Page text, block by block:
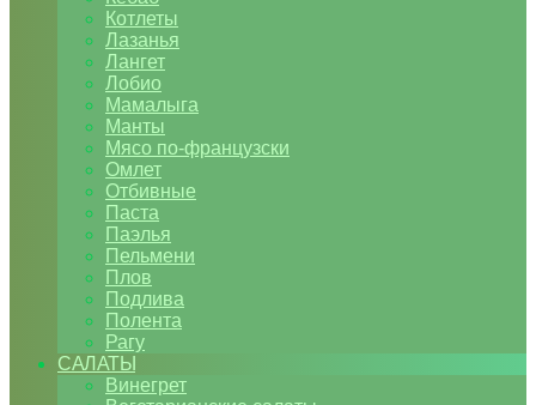
Котлеты
Лазанья
Лангет
Лобио
Мамалыга
Манты
Мясо по-французски
Омлет
Отбивные
Паста
Паэлья
Пельмени
Плов
Подлива
Полента
Рагу
САЛАТЫ
Винегрет